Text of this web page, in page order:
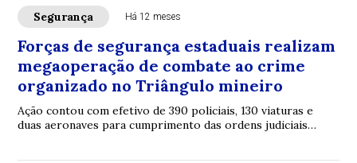
Segurança Há 12 meses
Forças de segurança estaduais realizam
megaoperação de combate ao crime
organizado no Triângulo mineiro
Ação contou com efetivo de 390 policiais, 130 viaturas e
duas aeronaves para cumprimento das ordens judiciais